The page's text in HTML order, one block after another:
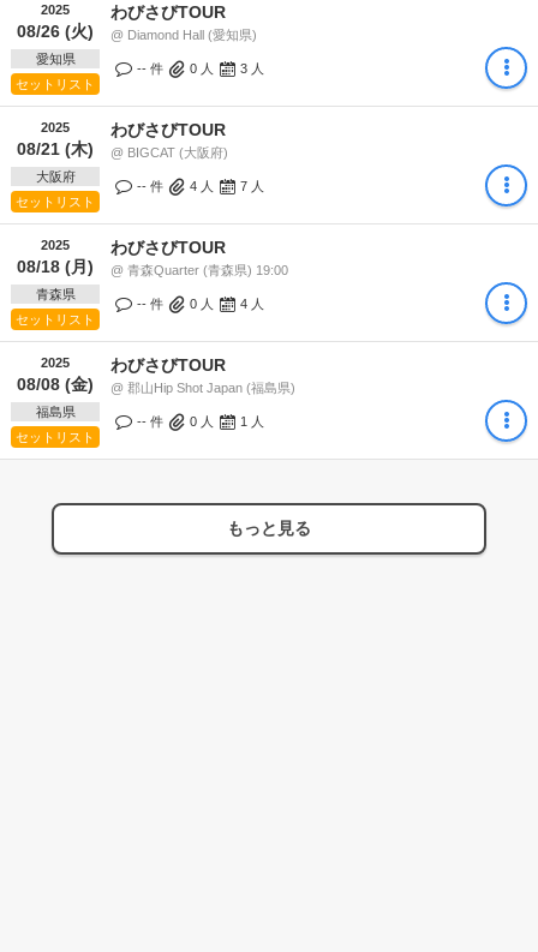
2025
08/26 (火)
愛知県
セットリスト
わびさびTOUR
@ Diamond Hall (愛知県)
-- 件 0 人 3 人
2025
08/21 (木)
大阪府
セットリスト
わびさびTOUR
@ BIGCAT (大阪府)
-- 件 4 人 7 人
2025
08/18 (月)
青森県
セットリスト
わびさびTOUR
@ 青森Quarter (青森県) 19:00
-- 件 0 人 4 人
2025
08/08 (金)
福島県
セットリスト
わびさびTOUR
@ 郡山Hip Shot Japan (福島県)
-- 件 0 人 1 人
もっと見る